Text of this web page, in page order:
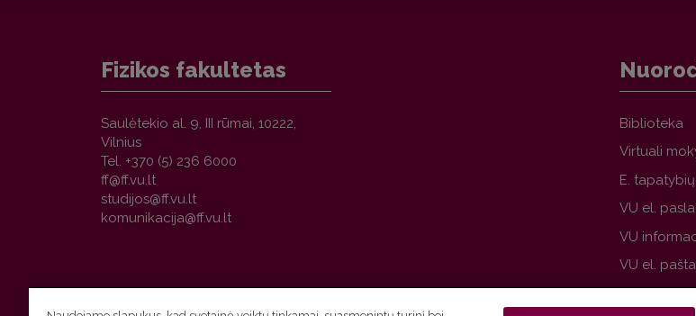
Fizikos fakultetas
Saulėtekio al. 9, III rūmai, 10222,
Vilnius
Tel. +370 (5) 236 6000
Biblioteka
Virtuali
E.
VU el.
VU
VU el.
VU el.